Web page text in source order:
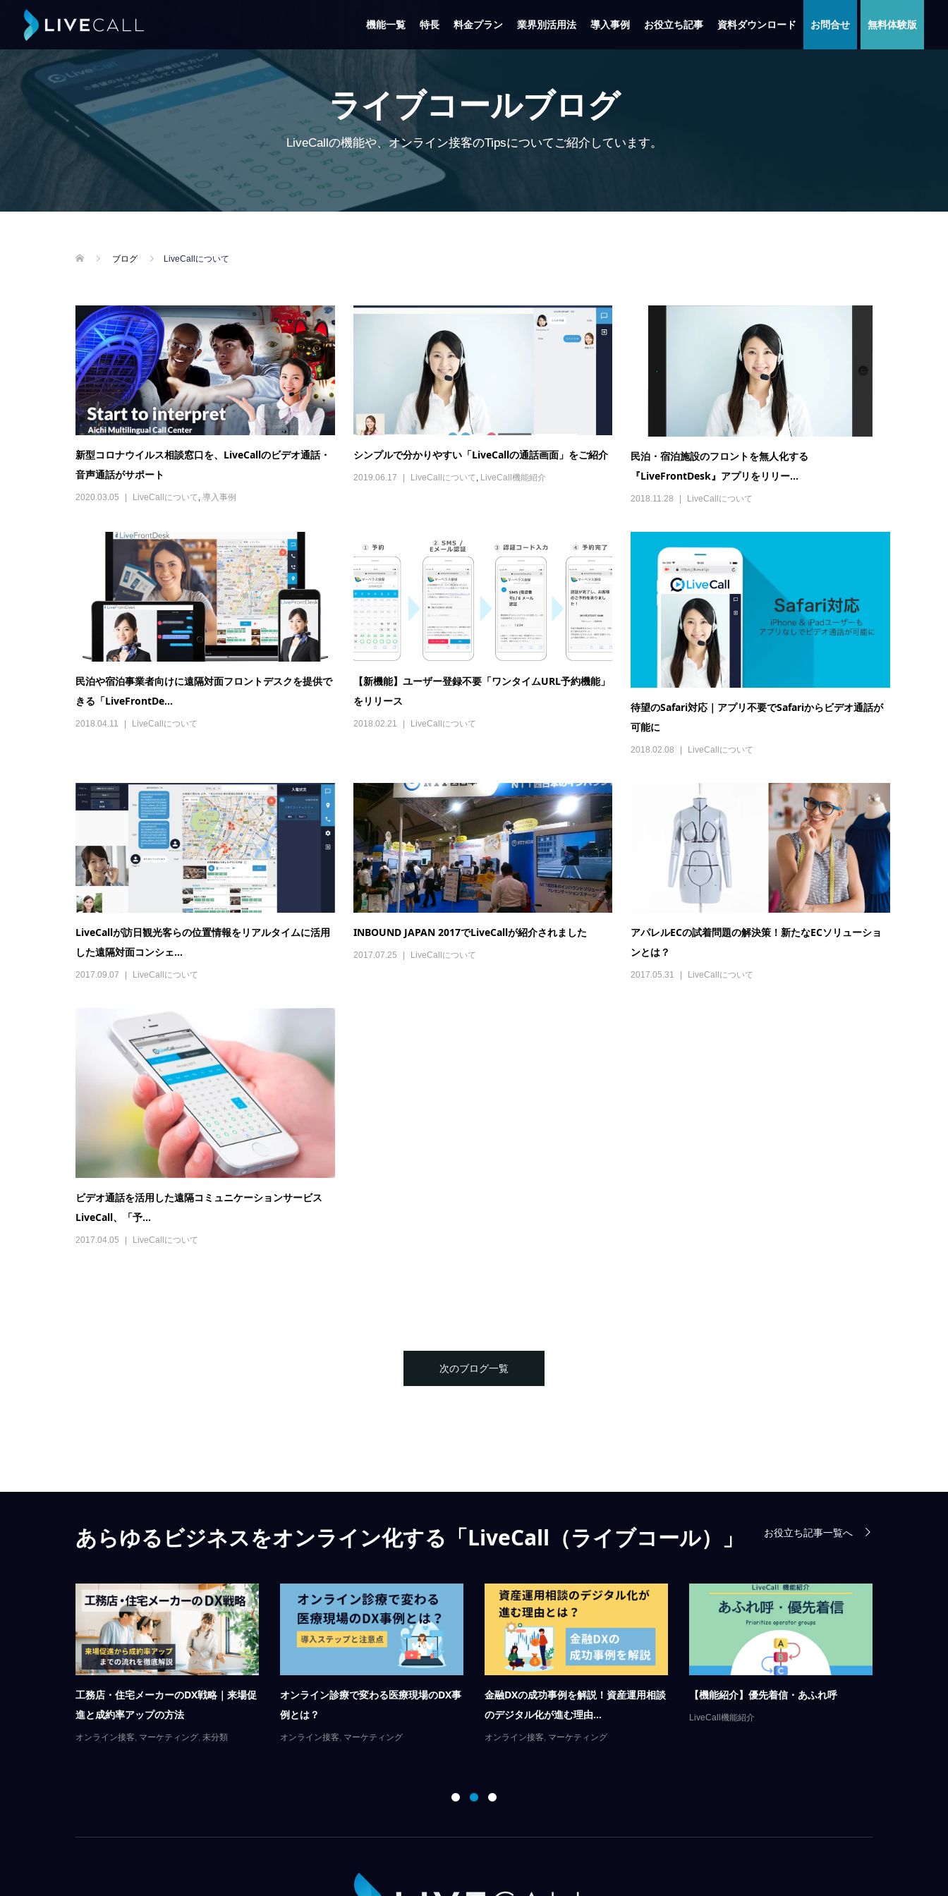
機能一覧 特長 料金プラン 業界別活用法 導入事例 お役立ち記事 資料ダウンロード お問合せ 無料体験版
ライブコールブログ
LiveCallの機能や、オンライン接客のTipsについてご紹介しています。
ブログ LiveCallについて
新型コロナウイルス相談窓口を、LiveCallのビデオ通話・
音声通話がサポート
2020.03.05 LiveCallについて 導入事例
シンプルで分かりやすい「LiveCallの通話画面」をご紹介
2019.06.17 LiveCallについて LiveCall機能紹介
民泊・宿泊施設のフロントを無人化する
『LiveFrontDesk』アプリをリリー...
2018.11.28 LiveCallについて
民泊や宿泊事業者向けに遠隔対面フロントデスクを提供で
きる「LiveFrontDe...
2018.04.11 LiveCallについて
【新機能】ユーザー登録不要「ワンタイムURL予約機能」
をリリース
2018.02.21 LiveCallについて
待望のSafari対応｜アプリ不要でSafariからビデオ通話が
可能に
2018.02.08 LiveCallについて
LiveCallが訪日観光客らの位置情報をリアルタイムに活用
した遠隔対面コンシェ...
2017.09.07 LiveCallについて
INBOUND JAPAN 2017でLiveCallが紹介されました
2017.07.25 LiveCallについて
アパレルECの試着問題の解決策！新たなECソリューショ
ンとは？
2017.05.31 LiveCallについて
ビデオ通話を活用した遠隔コミュニケーションサービス
LiveCall、「予...
2017.04.05 LiveCallについて
次のブログ一覧
あらゆるビジネスをオンライン化する「LiveCall（ライブコール）」 お役立ち記事一覧へ
ビデオ通話ツールとは｜定義・活用シー
ン・BtoC接客での選び...
オンライン接客, マーケティング
Web接客ツールとは？種類・成功事例・
導入ポイントをわかりや...
web接客 ,マーケティング
無人店舗とは？仕組み・導入ステップ・
成功事例をわかりやすく解...
オンライン接客, マーケティング,
遠隔接客とは？導入メリット・成功事
例・おすすめツールを徹底解...